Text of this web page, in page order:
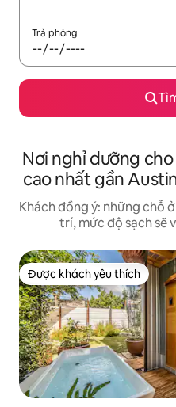
Trả phòng
Nơi nghỉ dưỡng
cao nhất gần
Khách đồng ý: những chỗ
trí, mức độ sạch sẽ
Được khách yêu thích
Được khách yêu thích